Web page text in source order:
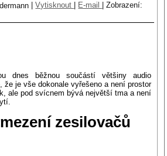
|Vytisknout E-mail |Zobrazení:
dnes běžnou součástí většiny audio
že je vše dokonale vyřešeno a není prostor
ale pod svícnem bývá největší tma a není
zesilovačů